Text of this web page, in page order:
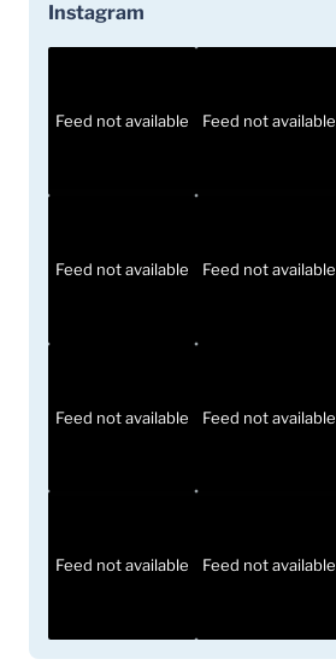
Instagram
Feed not available Feed not available
Feed not available Feed not available
Feed not available Feed not available
Feed not available Feed not available